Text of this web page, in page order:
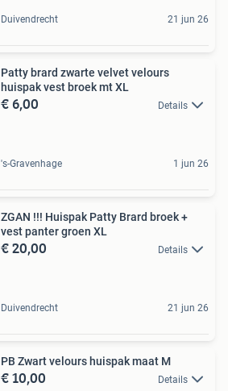
Duivendrecht 21 jun 26
Patty brard zwarte velvet velours
huispak vest broek mt XL
€ 6,00 Details
's-Gravenhage 1 jun 26
ZGAN !!! Huispak Patty Brard broek +
vest panter groen XL
€ 20,00 Details
Duivendrecht 21 jun 26
PB Zwart velours huispak maat M
€ 10,00 Details